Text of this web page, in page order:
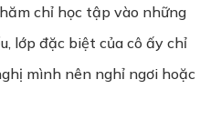
chỉ học tập vào những
lớp đặc biệt của cô ấy chỉ
mình nên nghỉ ngơi hoặc